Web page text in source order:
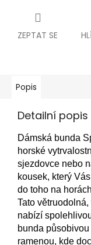
ZEPTAT SE
Popis
Detailní
Dámská bunda
horské
sjezdovce nebo
kousek, který
do toho na
Tato
nabízí
bunda
ramenou, kde